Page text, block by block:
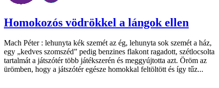
Homokozós vödrökkel a lángok ellen
Mach Péter : lehunyta kék szemét az ég, lehunyta sok szemét a ház,
egy „kedves szomszéd” pedig benzines flakont ragadott, szétlocsolta
tartalmát a játszótér több játékszerén és meggyújtotta azt. Öröm az
ürömben, hogy a játszótér egésze homokkal feltöltött és így tűz...